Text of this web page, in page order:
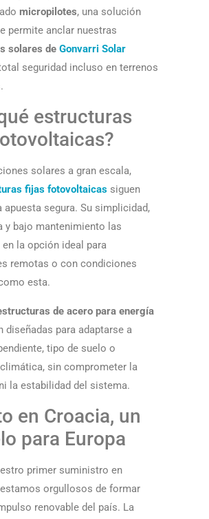
micropilotes, una solución
permite anclar nuestras
solares de Gonvarri Solar
seguridad incluso en terrenos
estructuras
solares a gran escala,
fijas fotovoltaicas siguen
apuesta segura. Su simplicidad,
y bajo mantenimiento las
la opción ideal para
remotas o con condiciones
esta.
de acero para energía
diseñadas para adaptarse a
tipo de suelo o
sin comprometer la
la estabilidad del sistema.
en Croacia, un
para Europa
primer suministro en
orgullosos de formar
renovable del país. La